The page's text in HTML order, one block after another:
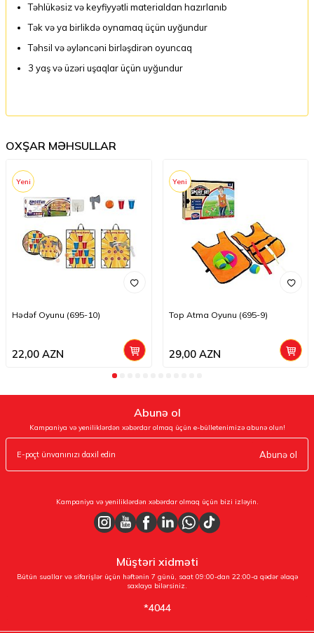
Təhlükəsiz və keyfiyyətli materialdan hazırlanıb
Tək və ya birlikdə oynamaq üçün uyğundur
Təhsil və əyləncəni birləşdirən oyuncaq
3 yaş və üzəri uşaqlar üçün uyğundur
OXŞAR MƏHSULLAR
Yeni
Hədəf Oyunu (695-10)
22,00 AZN
Yeni
Top Atma Oyunu (695-9)
29,00AZN
Abunə ol
Kampaniya və yeniliklərdən xəbərdar olmaq üçün e-bülletenimizə abunə olun!
Abunə ol
Kampaniya və yeniliklərdən xəbərdar olmaq üçün bizi izləyin.
Müştəri xidməti
Bütün suallar və sifarişlər üçün həftənin 7 günü, saat 09:00-dan 22:00-a qədər əlaqə
saxlaya bilərsiniz.
*4044